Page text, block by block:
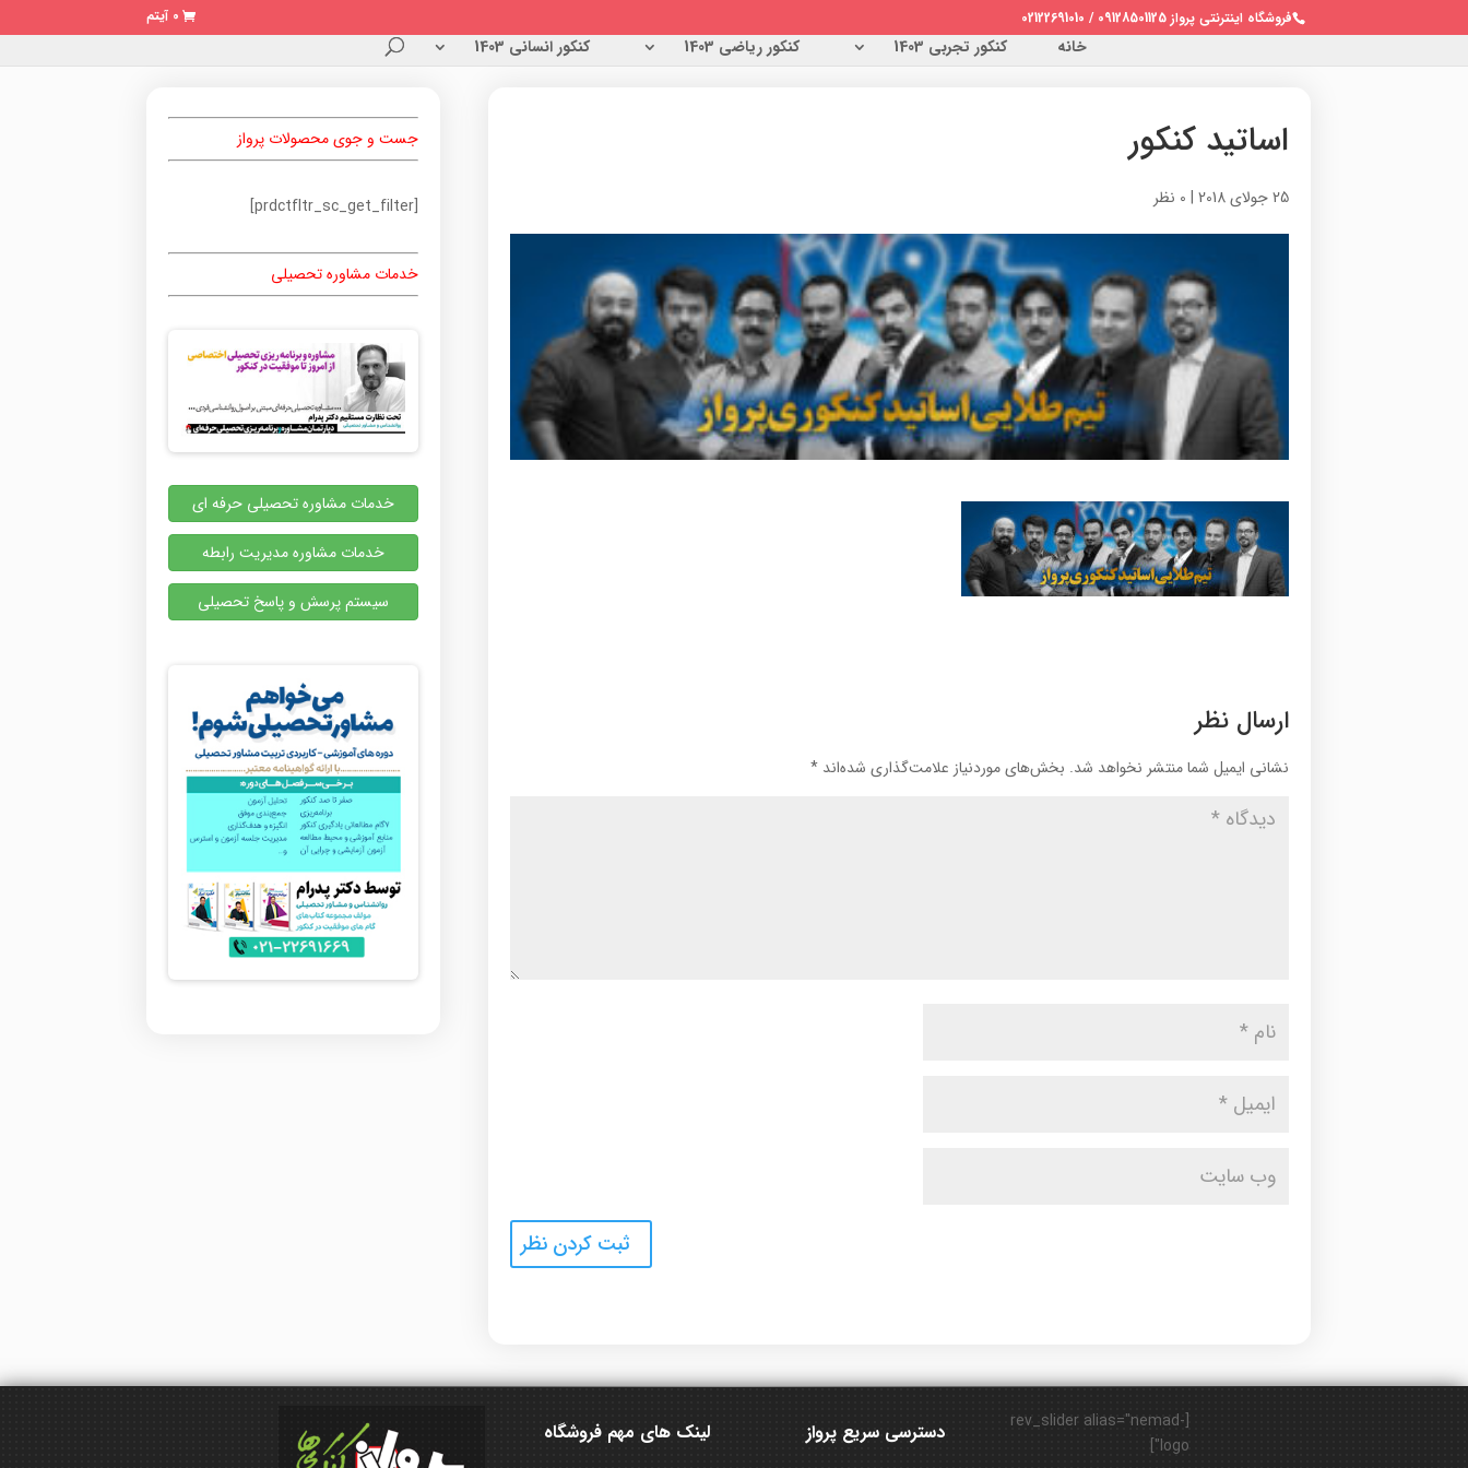
فروشگاه اینترنتی پرواز 09128501125 / 02122691010 0 آیتم
خانه کنکور تجربی 1403 کنکور ریاضی 1403 کنکور انسانی 1403
اساتید کنکور
25 جولای 2018 | 0 نظر
ارسال نظر
نشانی ایمیل شما منتشر نخواهد شد. بخش‌های موردنیاز علامت‌گذاری شده‌اند*
جست و جوی محصولات پرواز
[prdctfltr_sc_get_filter]
خدمات مشاوره تحصیلی
خدمات مشاوره تحصیلی حرفه ای
خدمات مشاوره مدیریت رابطه
سیستم پرسش و پاسخ تحصیلی
لینک های مهم فروشگاه دسترسی سریع پرواز
[rev_slider alias="nemad-
logo"]